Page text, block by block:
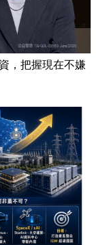
，把握現在不嫌